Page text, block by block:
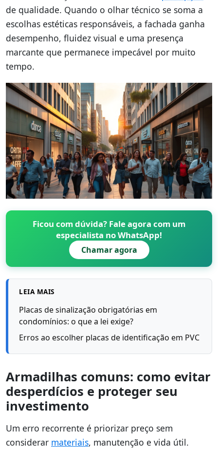
de qualidade. Quando o olhar técnico se soma a
escolhas estéticas responsáveis, a fachada ganha
desempenho, fluidez visual e uma presença
marcante que permanece impecável por muito
tempo.
Ficou com dúvida? Fale agora com um
especialista no WhatsApp!
Chamar agora
LEIA MAIS
Placas de sinalização obrigatórias em
condomínios: o que a lei exige?
Erros ao escolher placas de identificação em PVC
Armadilhas comuns: como evitar
desperdícios e proteger seu
investimento
Um erro recorrente é priorizar preço sem
considerar materiais, manutenção e vida útil.